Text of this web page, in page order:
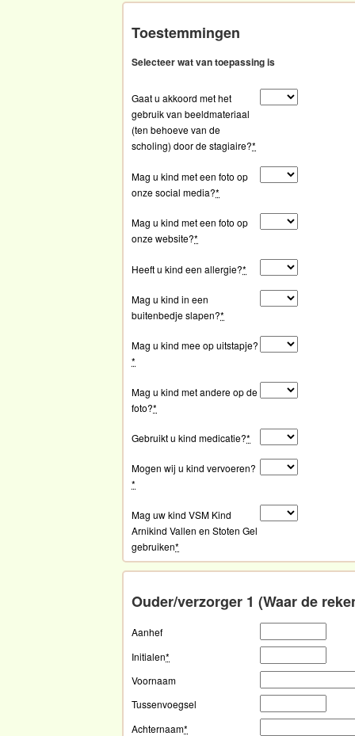
Toestemmingen
Selecteer wat van toepassing is
Gaat u akkoord met het
gebruik van beeldmateriaal
(ten behoeve van de
scholing) door de stagiaire?*
Mag u kind met een foto op
onze social media?*
Mag u kind met een foto op
onze website?*
Heeft u kind een allergie?*
Mag u kind in een
buitenbedje slapen?*
Mag u kind mee op uitstapje?
*
Mag u kind met andere op de
foto?*
Gebruikt u kind medicatie?*
Mogen wij u kind vervoeren?
*
Mag uw kind VSM Kind
Arnikind Vallen en Stoten Gel
gebruiken*
Ouder/verzorger 1 (Waar de
Aanhef
Initialen*
Voornaam
Tussenvoegsel
Achternaam*